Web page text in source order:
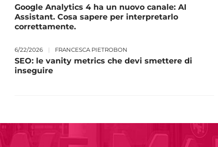
Google Analytics 4 ha un nuovo canale: AI
Assistant. Cosa sapere per interpretarlo
correttamente.
6/22/2026 | FRANCESCA PIETROBON
SEO: le vanity metrics che devi smettere di
inseguire